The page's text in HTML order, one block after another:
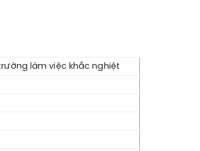
làm việc khắc nghiệt